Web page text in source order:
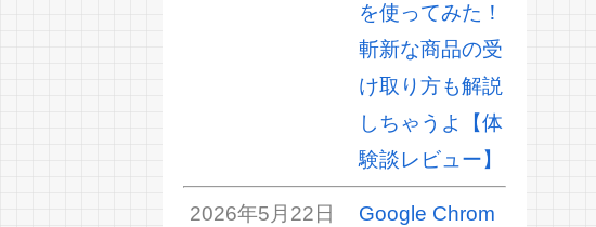
を使ってみた！
斬新な商品の受
け取り方も解説
しちゃうよ【体
験談レビュー】
2026年5月22日
Google Chrom